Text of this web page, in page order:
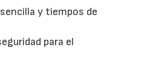
y tiempos de
para el